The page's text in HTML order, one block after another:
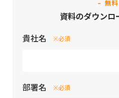
- 無
資料のダウンロ
貴社名 ※必須
部署名 ※必須